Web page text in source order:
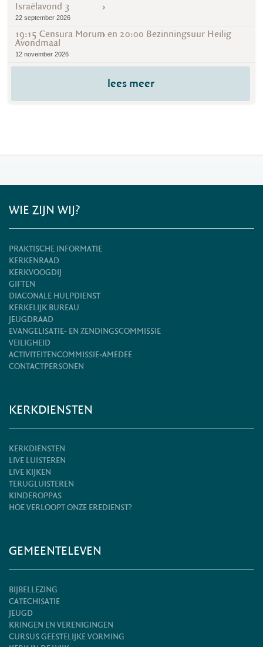
Israëlavond 3
22 september 2026
19:15 Censura Morum en 20:00 Bezinningsuur Heilig
Avondmaal
12 november 2026
lees meer
WIE ZIJN WIJ?
PRAKTISCHE INFORMATIE
KERKENRAAD
KERKVOOGDIJ
GIFTEN
DIACONALE HULPDIENST
KERKELIJK BUREAU
JEUGDRAAD
EVANGELISATIE- EN ZENDINGSCOMMISSIE
VEILIGHEID
ACTIVITEITENCOMMISSIE-AMEDEE
CONTACTPERSONEN
KERKDIENSTEN
KERKDIENSTEN
LIVE LUISTEREN
LIVE KIJKEN
TERUGLUISTEREN
KINDEROPPAS
HOE VERLOOPT ONZE EREDIENST?
GEMEENTELEVEN
BIJBELLEZING
CATECHISATIE
JEUGD
KRINGEN EN VERENIGINGEN
CURSUS GEESTELIJKE VORMING